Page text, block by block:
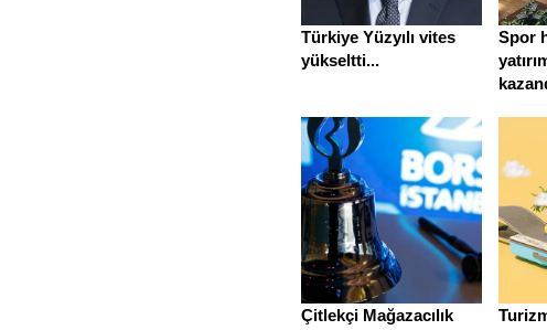
Türkiye Yüzyılı vites
yükseltti...
Spor
Çitlekçi Mağazacılık